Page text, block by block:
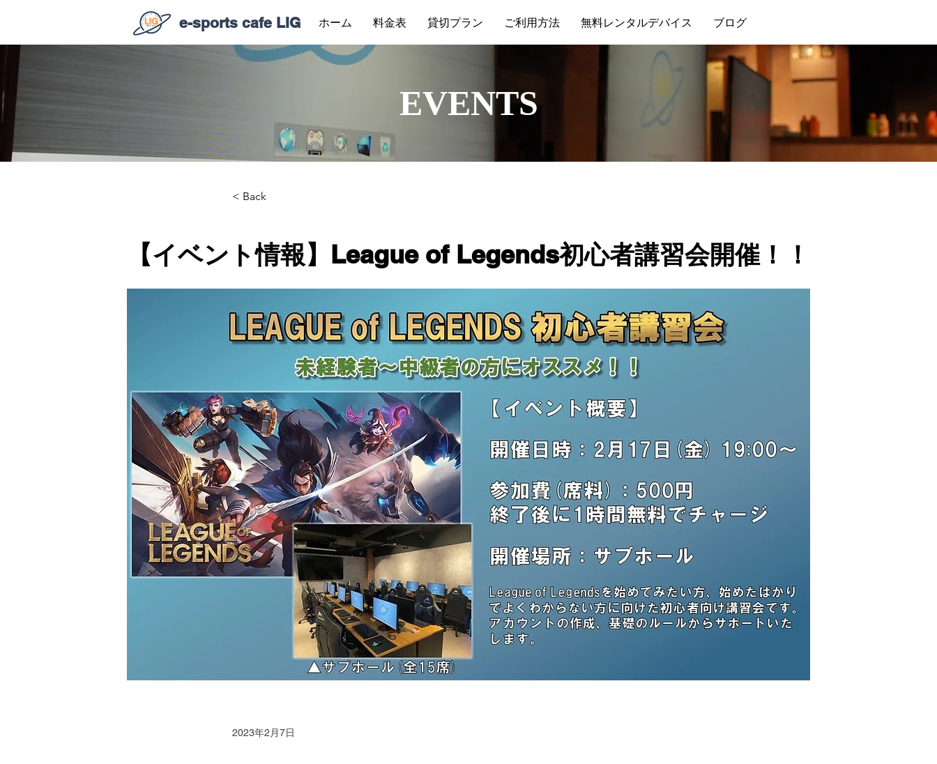
ホーム 料金表 貸切プラン ご利用方法 無料レンタルデバイス ブログ
e-sports cafe LIG
​EVENTS
< Back
【イベント情報】League of Legends初心者講習会開催！！
2023年2月7日